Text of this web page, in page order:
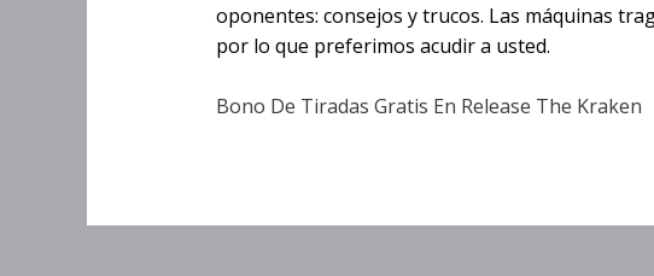
oponentes: consejos y trucos. Las máquinas
por lo que preferimos acudir a usted.
Bono De Tiradas Gratis En Release The Kraken